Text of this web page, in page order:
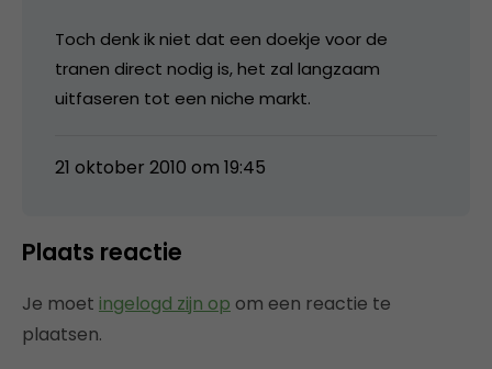
Toch denk ik niet dat een doekje voor de
tranen direct nodig is, het zal langzaam
uitfaseren tot een niche markt.
21 oktober 2010 om 19:45
Plaats reactie
Je moet ingelogd zijn op om een reactie te
plaatsen.